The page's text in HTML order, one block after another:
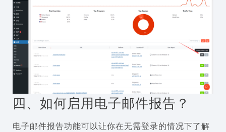
四、如何启用电子邮件报告？
电子邮件报告功能可以让你在无需登录的情况下了解